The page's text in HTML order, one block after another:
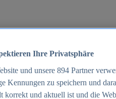
Ihre Privatsphäre
und unsere 894 Partner
Kennungen zu speichern und
korrekt und aktuell ist und die